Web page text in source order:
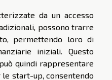
da un accesso
possono trarre
permettendo loro di
iniziali. Questo
quindi rappresentare
start-up, consentendo